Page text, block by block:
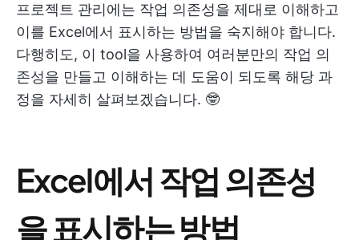
프로젝트 관리에는 작업 의존성을 제대로 이해하고
이를 Excel에서 표시하는 방법을 숙지해야 합니다.
다행히도, 이 tool을 사용하여 여러분만의 작업 의
존성을 만들고 이해하는 데 도움이 되도록 해당 과
정을 자세히 살펴보겠습니다. 🤓
Excel에서 작업 의존성
을 표시하는 방법